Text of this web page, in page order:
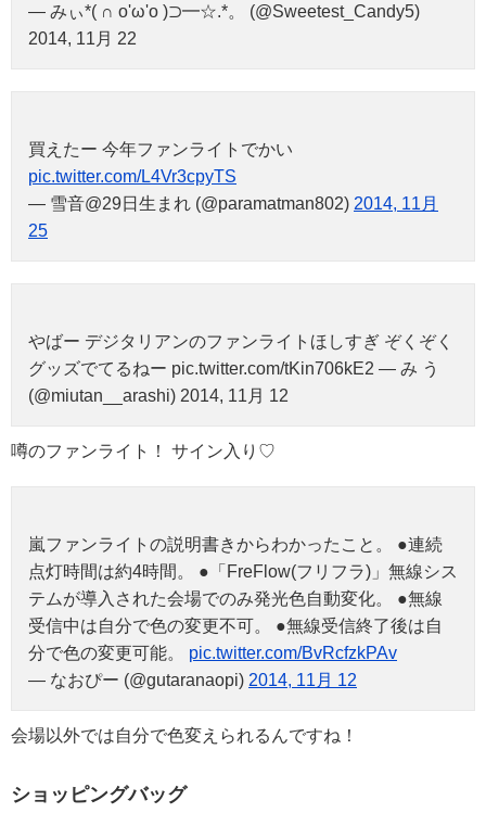
— みぃ*( ∩ o'ω'o )⊃━☆.*。 (@Sweetest_Candy5)
2014, 11月 22
買えたー 今年ファンライトでかい
pic.twitter.com/L4Vr3cpyTS
— 雪音@29日生まれ (@paramatman802) 2014, 11月
25
やばー デジタリアンのファンライトほしすぎ ぞくぞく
グッズでてるねー pic.twitter.com/tKin706kE2 — み う
(@miutan__arashi) 2014, 11月 12
噂のファンライト！ サイン入り♡
嵐ファンライトの説明書きからわかったこと。 ●連続
点灯時間は約4時間。 ●「FreFlow(フリフラ)」無線シス
テムが導入された会場でのみ発光色自動変化。 ●無線
受信中は自分で色の変更不可。 ●無線受信終了後は自
分で色の変更可能。 pic.twitter.com/BvRcfzkPAv
— なおぴー (@gutaranaopi) 2014, 11月 12
会場以外では自分で色変えられるんですね！
ショッピングバッグ